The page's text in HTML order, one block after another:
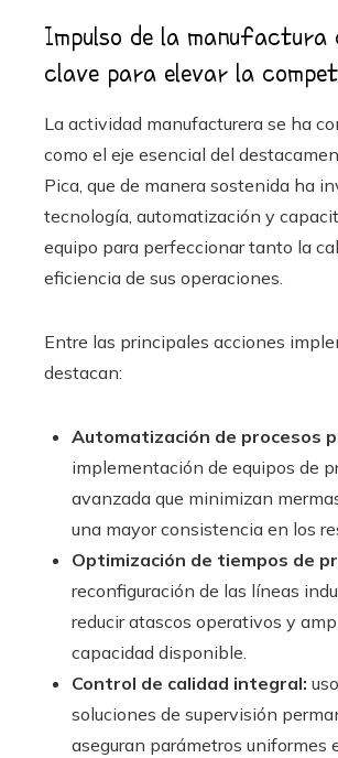
Impulso de la manufactura
clave para elevar la
La actividad manufacturera se ha
como el eje esencial del
Pica, que de manera sostenida ha
tecnología, automatización y
equipo para perfeccionar tanto la
eficiencia de sus operaciones.
Entre las principales acciones
destacan:
Automatización de procesos
implementación de equipos de
avanzada que minimizan
una mayor consistencia en los
Optimización de tiempos de
reconfiguración de las líneas
reducir atascos operativos y
capacidad disponible.
Control de calidad integral:
soluciones de supervisión
aseguran parámetros uniformes